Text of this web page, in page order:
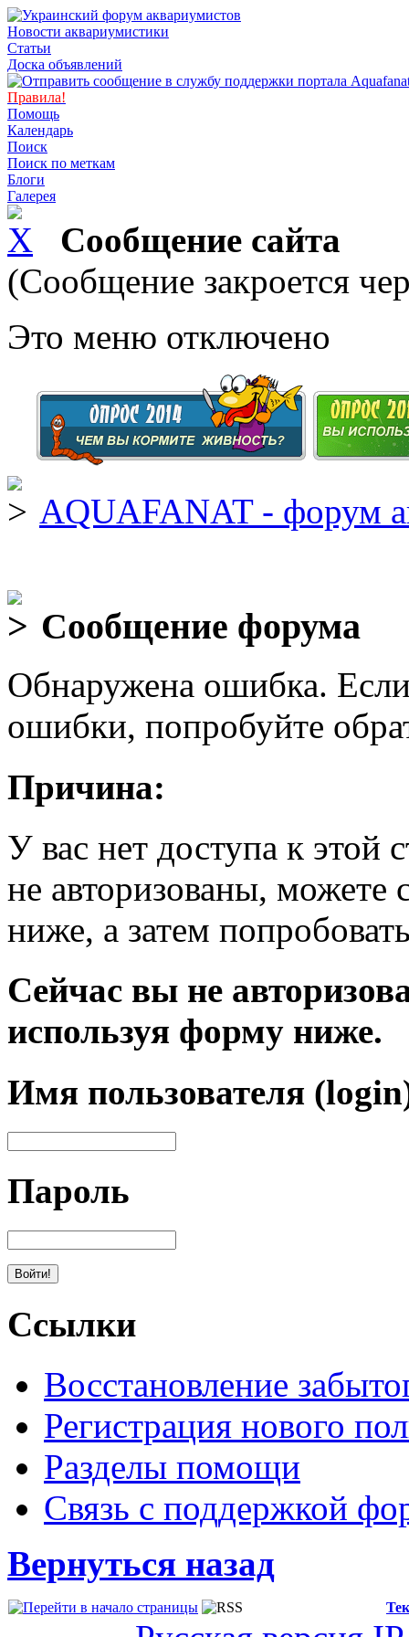
Новости аквариумистики
Статьи
Доска объявлений
Правила!
Помощь
Календарь
Поиск
Поиск по меткам
Блоги
Галерея
Сообщение сайта
(Сообщение закроется
Это меню отключено
AQUAFANAT - форум
Сообщение форума
Обнаружена ошибка.
ошибки, попробуйте
Причина:
У вас нет доступа к
не авторизованы, можете
ниже, а затем
Сейчас вы не
используя форму ниже.
Имя пользователя
Пароль
Ссылки
Восстановление
Регистрация нового
Разделы помощи
Связь с поддержкой
Вернуться назад